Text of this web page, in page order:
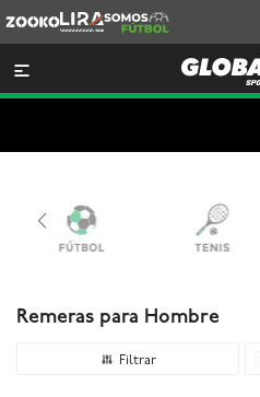
Lira
Somos
Futbol

Remeras para Hombre